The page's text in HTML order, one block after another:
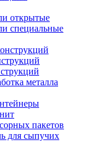
открытые
специальные
металла
пакетов
для сыпучих